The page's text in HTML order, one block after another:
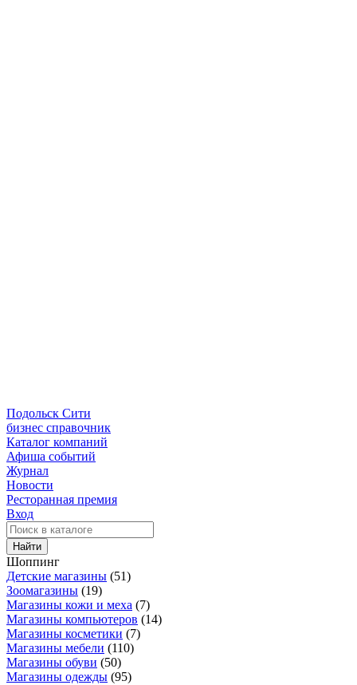
Подольск Сити
бизнес справочник
Каталог компаний
Афиша событий
Журнал
Новости
Ресторанная премия
Вход
Найти
Шоппинг
Детские магазины (51)
Зоомагазины (19)
Магазины кожи и меха (7)
Магазины компьютеров (14)
Магазины косметики (7)
Магазины мебели (110)
Магазины обуви (50)
Магазины одежды (95)